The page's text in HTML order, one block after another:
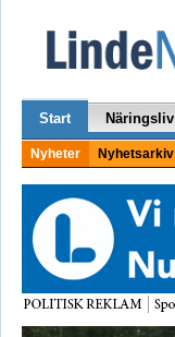
Start Näringsliv
Nyheter Nyhetsarkiv